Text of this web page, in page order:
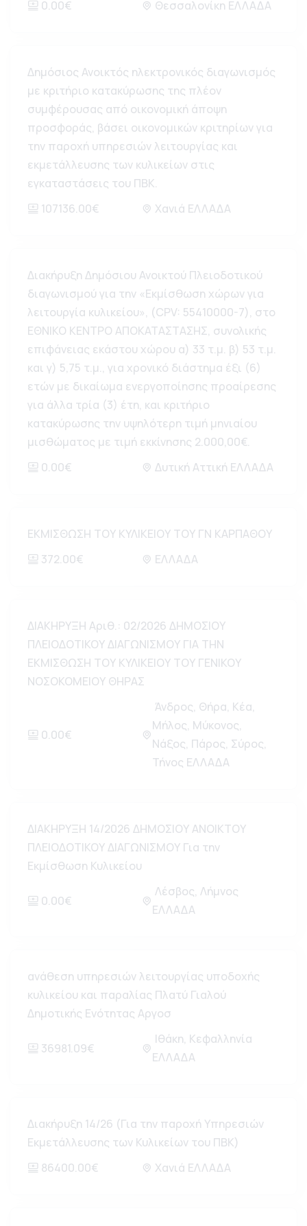
0.00€ Θεσσαλονίκη ΕΛΛΑΔΑ
Δημόσιος Ανοικτός ηλεκτρονικός διαγωνισμός
με κριτήριο κατακύρωσης της πλέον
συμφέρουσας από οικονομική άποψη
προσφοράς, βάσει οικονομικών κριτηρίων για
την παροχή υπηρεσιών λειτουργίας και
εκμετάλλευσης των κυλικείων στις
εγκαταστάσεις του ΠΒΚ.
107136.00€
Χανιά ΕΛΛΑΔΑ
Διακήρυξη Δημόσιου Ανοικτού Πλειοδοτικού
διαγωνισμού για την «Εκμίσθωση χώρων για
λειτουργία κυλικείου», (CPV: 55410000-7), στο
ΕΘΝΙΚΟ ΚΕΝΤΡΟ ΑΠΟΚΑΤΑΣΤΑΣΗΣ, συνολικής
επιφάνειας εκάστου χώρου α) 33 τ.μ. β) 53 τ.μ.
και γ) 5,75 τ.μ., για χρονικό διάστημα έξι (6)
ετών με δικαίωμα ενεργοποίησης προαίρεσης
για άλλα τρία (3) έτη, και κριτήριο
κατακύρωσης την υψηλότερη τιμή μηνιαίου
μισθώματος με τιμή εκκίνησης 2.000,00€.
0.00€
Δυτική Αττική ΕΛΛΑΔΑ
ΕΚΜΙΣΘΩΣΗ ΤΟΥ ΚΥΛΙΚΕΙΟΥ ΤΟΥ ΓΝ ΚΑΡΠΑΘΟΥ
372.00€
ΕΛΛΑΔΑ
ΔΙΑΚΗΡΥΞΗ Αριθ.: 02/2026 ΔΗΜΟΣΙΟΥ
ΠΛΕΙΟΔΟΤΙΚΟΥ ΔΙΑΓΩΝΙΣΜΟΥ ΓΙΑ ΤΗΝ
ΕΚΜΙΣΘΩΣΗ ΤΟΥ ΚΥΛΙΚΕΙΟΥ ΤΟΥ ΓΕΝΙΚΟΥ
ΝΟΣΟΚΟΜΕΙΟΥ ΘΗΡΑΣ
0.00€
Άνδρος, Θήρα, Κέα,
Μήλος, Μύκονος,
Νάξος, Πάρος, Σύρος,
Τήνος ΕΛΛΑΔΑ
ΔΙΑΚΗΡΥΞΗ 14/2026 ΔΗΜΟΣΙΟΥ ΑΝΟΙΚΤΟΥ
ΠΛΕΙΟΔΟΤΙΚΟΥ ΔΙΑΓΩΝΙΣΜΟΥ Για την
Εκμίσθωση Κυλικείου
0.00€
Λέσβος, Λήμνος
ΕΛΛΑΔΑ
ανάθεση υπηρεσιών λειτουργίας υποδοχής
κυλικείου και παραλίας Πλατύ Γιαλού
Δημοτικής Ενότητας Αργοσ
36981.09€
Ιθάκη, Κεφαλληνία
ΕΛΛΑΔΑ
Διακήρυξη 14/26 (Για την παροχή Υπηρεσιών
Εκμετάλλευσης των Κυλικείων του ΠΒΚ)
86400.00€
Χανιά ΕΛΛΑΔΑ